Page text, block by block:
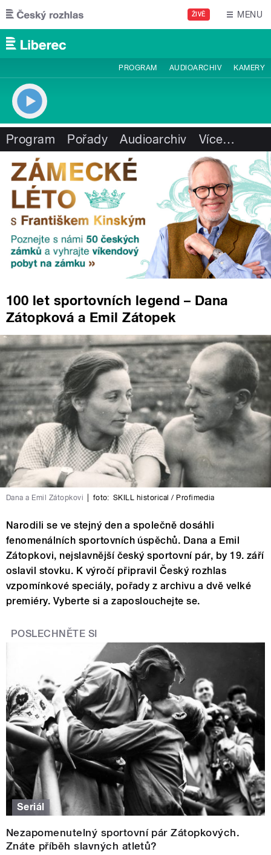
Přejít k hlavnímu obsahu
ŽIVĚ MENU
PROGRAM AUDIOARCHIV KAMERY
Program Pořady Audioarchiv Více…
100 let sportovních legend – Dana
Zátopková a Emil Zátopek
Dana a Emil Zátopkovi foto: SKILL historical / Profimedia
Narodili se ve stejný den a společně dosáhli
fenomenálních sportovních úspěchů. Dana a Emil
Zátopkovi, nejslavnější český sportovní pár, by 19. září
oslavil stovku. K výročí připravil Český rozhlas
vzpomínkové speciály, pořady z archivu a dvě velké
premiéry. Vyberte si a zaposlouchejte se.
POSLECHNĚTE SI
Seriál
Nezapomenutelný sportovní pár Zátopkových.
Znáte příběh slavných atletů?